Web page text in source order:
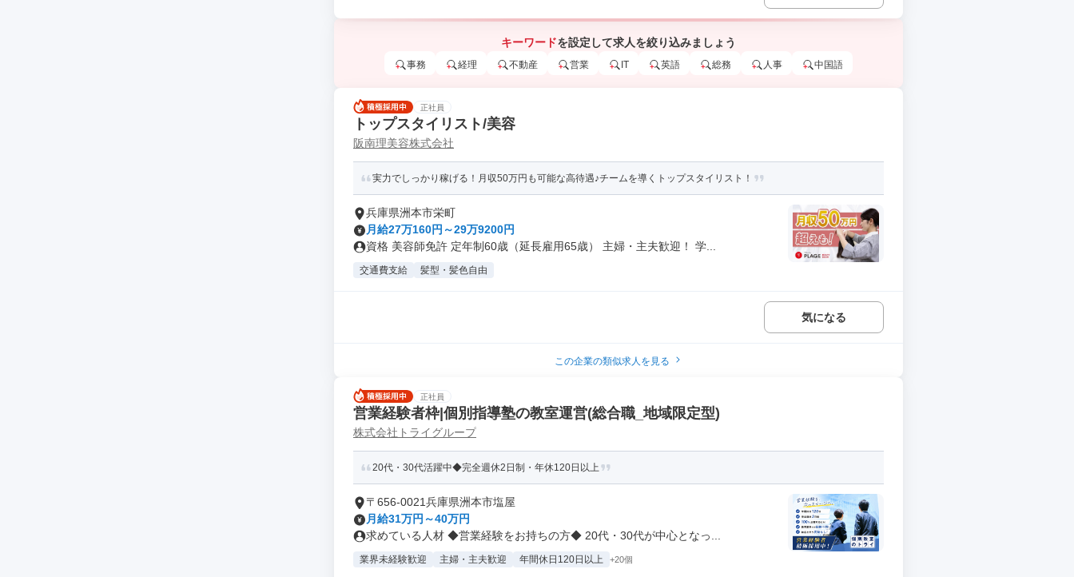
キーワードを設定して求人を絞り込みましょう
事務 経理 不動産 営業 IT 英語 総務 人事 中国語
正社員
トップスタイリスト/美容
阪南理美容株式会社
実力でしっかり稼げる！月収50万円も可能な高待遇♪チームを導くトップスタイリスト！
兵庫県洲本市栄町
月給27万160円～29万9200円
資格 美容師免許 定年制60歳（延長雇用65歳） 主婦・主夫歓迎！ 学...
交通費支給 髪型・髪色自由
気になる
この企業の類似求人を見る
正社員
営業経験者枠|個別指導塾の教室運営(総合職_地域限定型)
株式会社トライグループ
20代・30代活躍中◆完全週休2日制・年休120日以上
〒656-0021兵庫県洲本市塩屋
月給31万円～40万円
求めている人材 ◆営業経験をお持ちの方◆ 20代・30代が中心となっ...
業界未経験歓迎 主婦・主夫歓迎 年間休日120日以上 +20個